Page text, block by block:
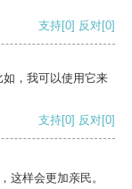
支持[0] 反对[0]
，我可以使用它来
支持[0] 反对[0]
这样会更加亲民。